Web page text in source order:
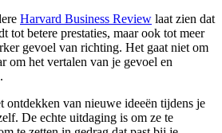
Harvard Business Review laat zien dat
tot betere prestaties, maar ook tot meer
gevoel van richting. Het gaat niet om
om het vertalen van je gevoel en
ontdekken van nieuwe ideeën tijdens je
De echte uitdaging is om ze te